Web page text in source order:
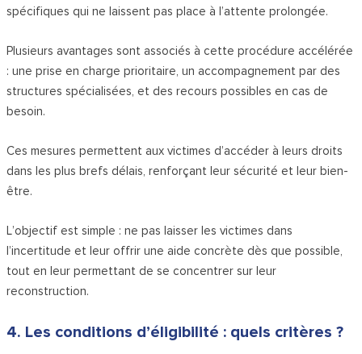
spécifiques qui ne laissent pas place à l’attente prolongée.
Plusieurs avantages sont associés à cette procédure accélérée
: une prise en charge prioritaire, un accompagnement par des
structures spécialisées, et des recours possibles en cas de
besoin.
Ces mesures permettent aux victimes d’accéder à leurs droits
dans les plus brefs délais, renforçant leur sécurité et leur bien-
être.
L’objectif est simple : ne pas laisser les victimes dans
l’incertitude et leur offrir une aide concrète dès que possible,
tout en leur permettant de se concentrer sur leur
reconstruction.
4. Les conditions d’éligibilité : quels critères ?